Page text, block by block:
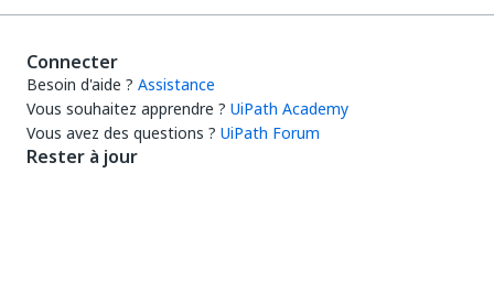
Connecter
Besoin d'aide ? Assistance
Vous souhaitez apprendre ? UiPath Academy
Vous avez des questions ? UiPath Forum
Rester à jour